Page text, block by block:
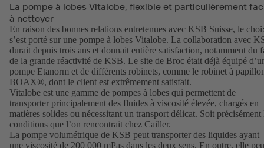
La pompe à lobes Vitalobe, flexible et particulièrement
à nettoyer
En raison des bonnes relations entretenues avec KSB Suisse, le
s’est porté sur une pompe à lobes Vitalobe. La collaboration avec
durait depuis trois ans et donnait entière satisfaction, notamment du
de la grande réactivité de KSB. Le site de Broc était déjà équipé
pompe Etanorm et de différents robinets, comme le robinet à
BOAX®, dont le client est extrêmement satisfait.
Vitalobe est une gamme de pompes à lobes qui permettent de
transporter principalement des fluides à viscosité élevée, chargés en
matières solides ou nécessitant un transport délicat. Soit précisément
conditions que l’on rencontrait chez Cailler.
La pompe volumétrique de KSB peut transporter des liquides ayant
une viscosité de 200 000 mPas dans les deux sens. En outre, elle